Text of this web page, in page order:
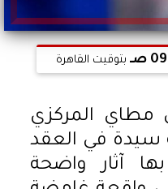
صـ بتوقيت القاهرة
المركزي
سيدة في العقد
آثار واضحة